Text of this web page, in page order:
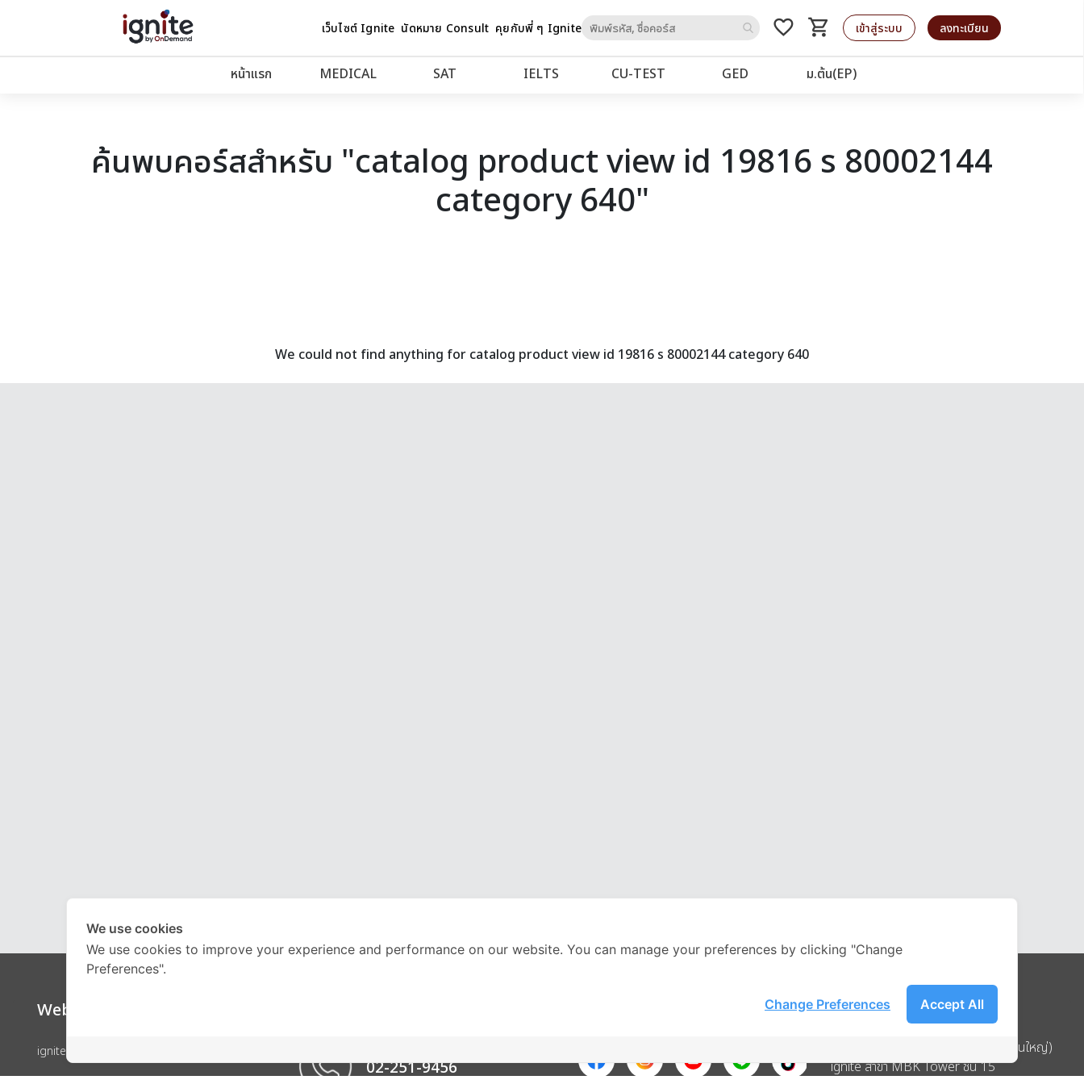
เว็บไซต์ Ignite นัดหมาย Consult คุยกับพี่ ๆ Igniteto
favorite_border shopping_cart
รถเข็น เข้าสู่ระบบ ลงทะเบียน
หน้าแรก MEDICAL SAT IELTS CU‑TEST GED ม.ต้น(EP)
ค้นพบคอร์สสำหรับ "catalog product view id 19816 s 80002144
category 640"
We could not find anything for catalog product view id 19816 s 80002144 category 640
Website
ignite by OnDemand
02-251-9456
Address
บริษัท อิกไนท์ เอ สตาร์ จำกัด (สำนักงานใหญ่)
ignite สาขา MBK Tower ชั้น 15
We use cookies
We use cookies to improve your experience and performance on our website. You can manage your preferences by clicking "Change
Preferences".
Accept All
Change Preferences